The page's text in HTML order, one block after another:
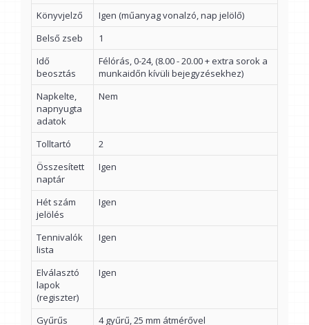
Könyvjelző
Igen (műanyag vonalzó, nap jelölő)
Belső zseb
1
Idő
beosztás
Félórás, 0-24, (8.00 - 20.00 + extra sorok a
munkaidőn kívüli bejegyzésekhez)
Napkelte,
napnyugta
adatok
Nem
Tolltartó
2
Összesített
naptár
Igen
Hét szám
jelölés
Igen
Tennivalók
lista
Igen
Elválasztó
lapok
(regiszter)
Igen
Gyűrűs
4 gyűrű, 25 mm átmérővel